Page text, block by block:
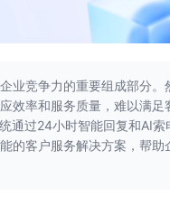
业竞争力的重要组成部分。
效率和服务质量，难以满足
通过24小时智能回复和AI索
的客户服务解决方案，帮助